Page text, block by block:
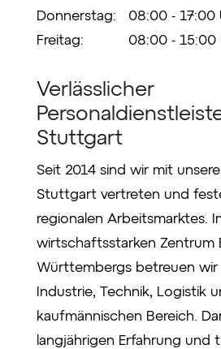
Donnerstag: 08:00 - 17:00
Freitag: 08:00 - 15:00
Verlässlicher
Stuttgart
Seit 2014 sind wir mit
Stuttgart vertreten und
regionalen Arbeitsmarktes.
wirtschaftsstarken Zentrum
Württembergs betreuen
Industrie, Technik, Logistik
kaufmännischen Bereich.
langjährigen Erfahrung und